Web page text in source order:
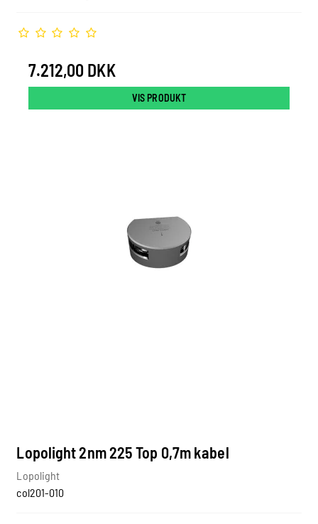
7.212,00 DKK
VIS PRODUKT
Lopolight 2nm 225 Top 0,7m kabel
Lopolight
col201-010